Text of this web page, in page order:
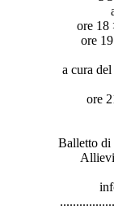
ore
ore
a cura
ore
Balletto di